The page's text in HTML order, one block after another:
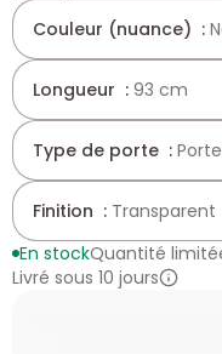
Couleur (nuance) :
Longueur : 93 cm
Type de porte :
Finition : Transparent
En stockQuantité
Livré sous 10 jours